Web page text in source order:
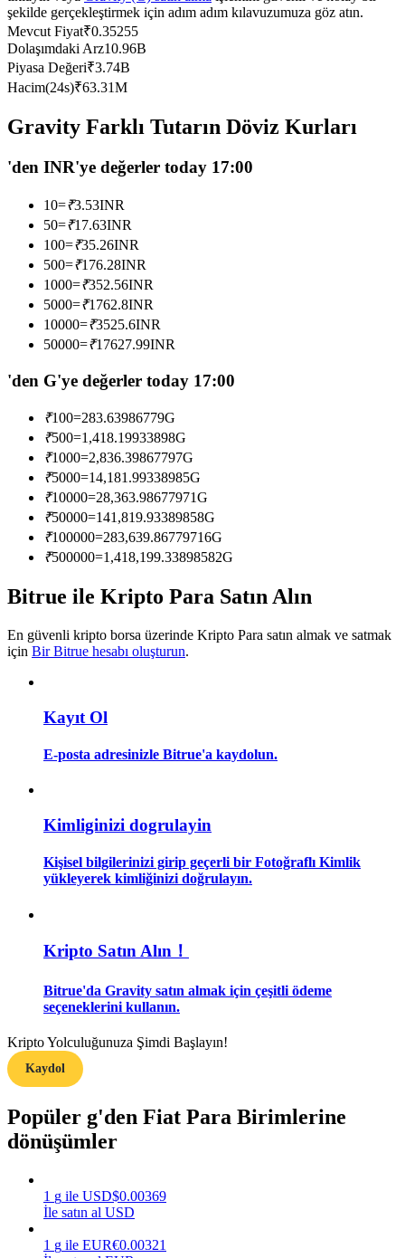
Kopya Ticaret
Kopya Tüccarı Olun
Kâr paylaşımı ve kopya ticaret komisyonlarının tadını çıkarın
Bilgi
Ticaret bilgileri vb. dahil olmak üzere büyük veri analizi.
Rehber
Vadeli İşlemler Başlangıç Kılavuzu
Ticaret stratejileri
Kazan
şekilde gerçekleştirmek için adım adım kılavuzumuza göz atın.
Mevcut Fiyat₹0.35255
Dolaşımdaki Arz10.96B
Piyasa Değeri₹3.74B
Hacim(24s)₹63.31M
Gravity Farklı Tutarın Döviz Kurları
'den INR'ye değerler today 17:00
10=₹3.53INR
50=₹17.63INR
100=₹35.26INR
500=₹176.28INR
1000=₹352.56INR
5000=₹1762.8INR
10000=₹3525.6INR
50000=₹17627.99INR
'den G'ye değerler today 17:00
₹100=283.63986779G
₹500=1,418.19933898G
₹1000=2,836.39867797G
₹5000=14,181.99338985G
₹10000=28,363.98677971G
₹50000=141,819.93389858G
₹100000=283,639.86779716G
₹500000=1,418,199.33898582G
Bitrue ile Kripto Para Satın Alın
En güvenli kripto borsa üzerinde Kripto Para satın almak ve satmak
için Bir Bitrue hesabı oluşturun.
Kayıt Ol
E-posta adresinizle Bitrue'a kaydolun.
Kimliginizi dogrulayin
Kişisel bilgilerinizi girip geçerli bir Fotoğraflı Kimlik
yükleyerek kimliğinizi doğrulayın.
Kripto Satın Alın！
Bitrue'da Gravity satın almak için çeşitli ödeme
seçeneklerini kullanın.
Kripto Yolculuğunuza Şimdi Başlayın!
Kaydol
Popüler g'den Fiat Para Birimlerine
dönüşümler
1 g ile USD$0.00369
İle satın al USD
1 g ile EUR€0.00321